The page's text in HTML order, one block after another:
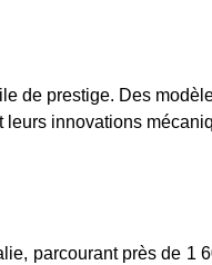
de prestige. Des
leurs innovations
parcourant près de 1